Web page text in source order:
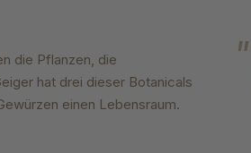
die Pflanzen, die
hat drei dieser Botanicals
einen Lebensraum.